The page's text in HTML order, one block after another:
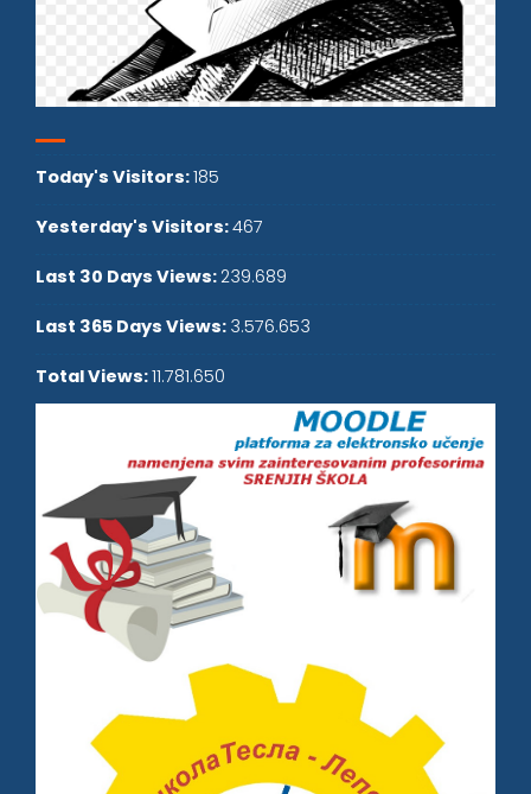
Today's Visitors:185
Yesterday's Visitors:467
Last 30 Days Views: 239.689
Last 365 Days Views: 3.576.653
Total Views:11.781.650